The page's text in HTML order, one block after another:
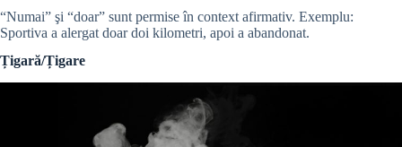
“Numai” şi “doar” sunt permise în context afirmativ. Exemplu:
Sportiva a alergat doar doi kilometri, apoi a abandonat.
Țigară/Țigare